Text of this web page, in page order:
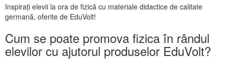
Inspirați elevii la ora de fizică cu materiale didactice de calitate
germană, oferite de EduVolt!
Cum se poate promova fizica în rândul
elevilor cu ajutorul produselor EduVolt?